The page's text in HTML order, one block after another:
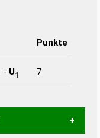
Punkte
- U1 7